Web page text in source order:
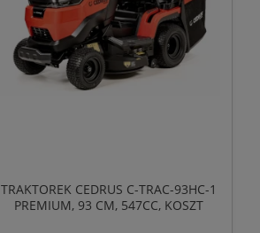
TRAKTOREK CEDRUS C-TRAC-93HC-1
PREMIUM, 93 CM, 547CC, KOSZT